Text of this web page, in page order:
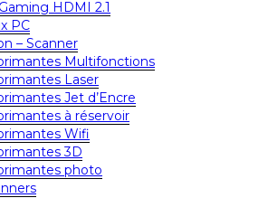
HDMI 2.1
PC
– Scanner
Multifonctions
Laser
Jet d’Encre
à réservoir
Wifi
3D
photo